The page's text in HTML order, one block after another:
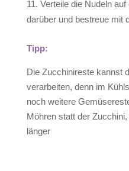
Verteile die Nudeln
darüber und bestreue mit
Tipp:
Die Zucchinireste kannst
verarbeiten, denn im
noch weitere
Möhren statt der
länger